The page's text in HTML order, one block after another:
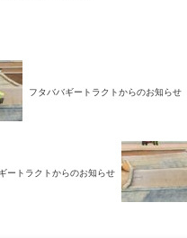
フタババギートラクトからのお知らせ
ートラクトからのお知らせ